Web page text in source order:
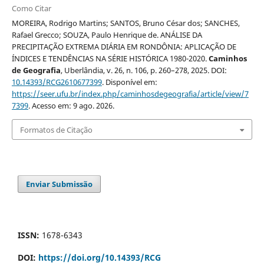
Como Citar
MOREIRA, Rodrigo Martins; SANTOS, Bruno César dos; SANCHES,
Rafael Grecco; SOUZA, Paulo Henrique de. ANÁLISE DA
PRECIPITAÇÃO EXTREMA DIÁRIA EM RONDÔNIA: APLICAÇÃO DE
ÍNDICES E TENDÊNCIAS NA SÉRIE HISTÓRICA 1980-2020.Caminhos
de Geografia, Uberlândia, v. 26, n. 106, p. 260–278, 2025. DOI:
10.14393/RCG2610677399. Disponível em:
https://seer.ufu.br/index.php/caminhosdegeografia/article/view/7
7399. Acesso em: 9 ago. 2026.
Formatos de Citação
Enviar Submissão
ISSN: 1678-6343
DOI: https://doi.org/10.14393/RCG